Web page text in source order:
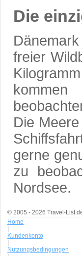
Die
freier
Die
gerne
zu
Nordsee.
© 2005 - 2026 Travel-
Home
Kundenkonto
Nutzungsbedingungen